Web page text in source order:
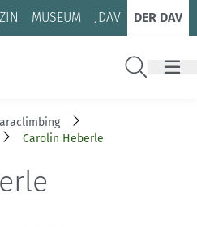
Zum Inhalt
Zur Footer-Navigation
MUSEUM JDAV DER DAV
Carolin Heberle